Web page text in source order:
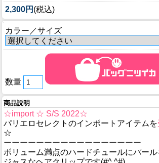
2,300円 (税込)
カラー／サイズ
数量
商品説明
☆import ☆ S/S 2022☆
パリエロセレクトのインポートアイテムを
☆
ーーーーーーーーーーーーーーーーー
ボリューム満点のハードチュールにパー